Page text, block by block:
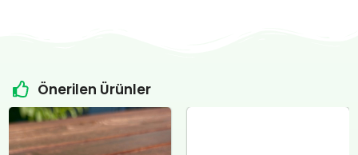
Önerilen Ürünler
Orijinal
fiyat:
Şu
andaki